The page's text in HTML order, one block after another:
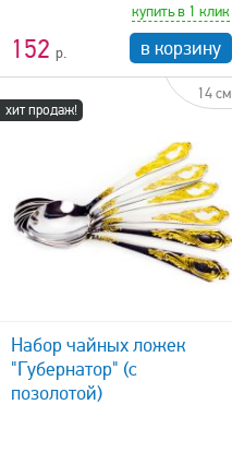
152
купить в 1 клик
в корзину
хит продаж!
14 см
Набор чайных ложек
"Губернатор" (с
позолотой)